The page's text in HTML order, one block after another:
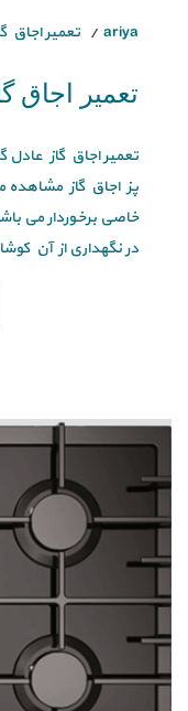
ariya تعمیر اجاق
تعمیر اجاق
تعمیر اجاق گاز عادل
پز اجاق گاز مشاهده
خاصی برخوردار می
در نگهداری از آن